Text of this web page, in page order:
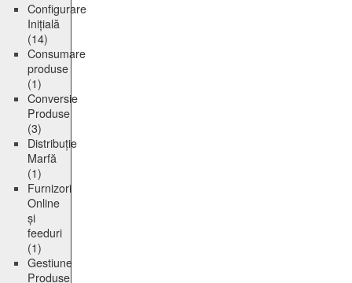
Configurare
Inițială
(14)
Consumare
produse
(1)
Conversie
Produse
(3)
Distribuție
Marfă
(1)
Furnizori
Online
și
feeduri
(1)
Gestiune
Produse